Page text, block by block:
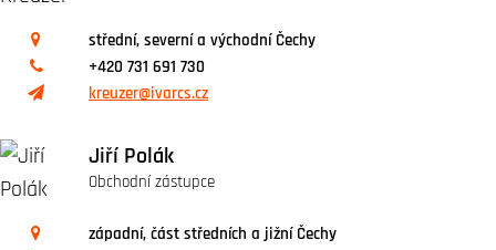
střední, severní a východní Čechy
+420 731 691 730
kreuzer@ivarcs.cz
Jiří Polák
Obchodní zástupce
západní, část středních a jižní Čechy